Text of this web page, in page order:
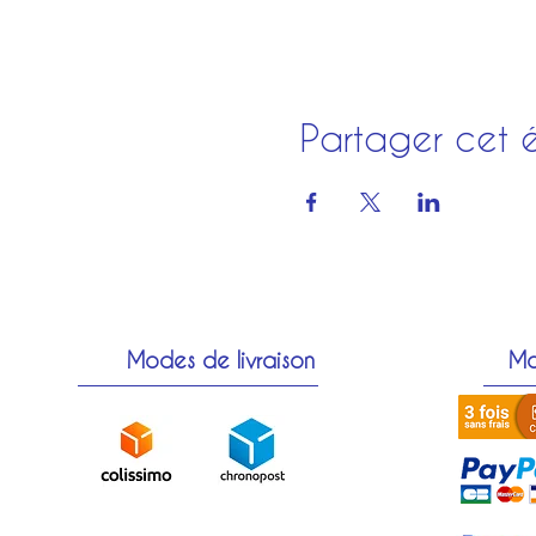
Partager cet
Modes de livraison